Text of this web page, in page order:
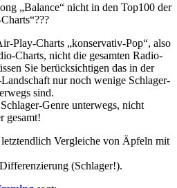
„Balance“ nicht in den Top100 der
Play-Charts „konservativ-Pop“, also
Charts, nicht die gesamten Radio-
Sie berücksichtigen das in der
nur noch wenige Schlager-
sind.
Genre unterwegs, nicht
gesamt!
letztendlich Vergleiche von Äpfeln mit
(Schlager!).